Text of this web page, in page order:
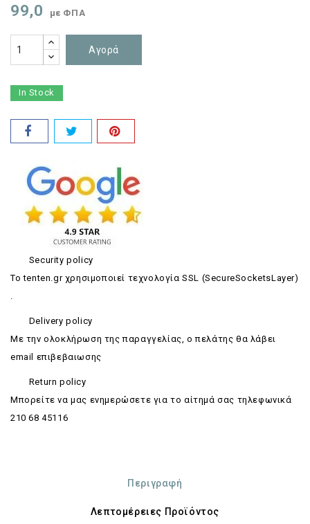
99,0 με ΦΠΑ
Αγορά
In Stock
Security policy
Το tenten.gr χρησιμοποιεί τεχνολογία SSL (SecureSocketsLayer)
.
Delivery policy
Με την ολοκλήρωση της παραγγελίας, ο πελάτης θα λάβει
email επιβεβαιωσης
Return policy
Mπορείτε να μας ενημερώσετε για το αίτημά σας τηλεφωνικά
210 68 45116
Περιγραφή
Λεπτομέρειες Προϊόντος